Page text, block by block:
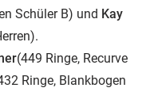
Schüler B) und Kay
(449 Ringe, Recurve
Ringe, Blankbogen